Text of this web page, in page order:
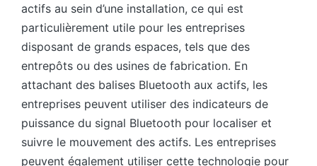
actifs au sein d’une installation, ce qui est
particulièrement utile pour les entreprises
disposant de grands espaces, tels que des
entrepôts ou des usines de fabrication. En
attachant des balises Bluetooth aux actifs, les
entreprises peuvent utiliser des indicateurs de
puissance du signal Bluetooth pour localiser et
suivre le mouvement des actifs. Les entreprises
peuvent également utiliser cette technologie pour